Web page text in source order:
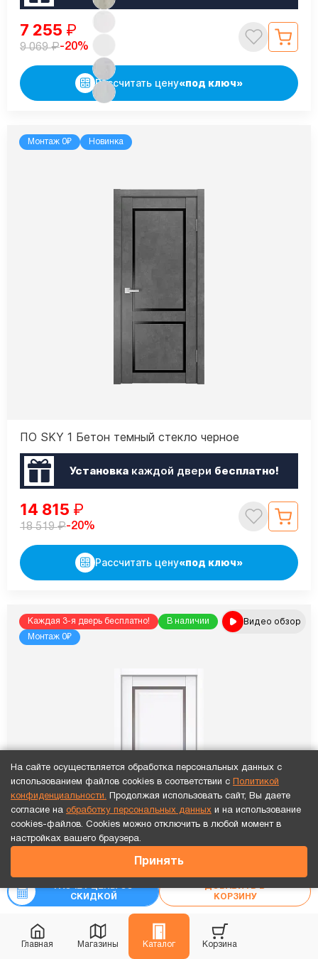
Главная Магазины Каталог Корзина
Точный расчет за 10 минут по СМС или телефону!
СКИДКОЙ
КОРЗИНУ
7 255 ₽
9 069₽-20%
Рассчитать цену«под ключ»
Монтаж 0₽ Новинка
ПО SKY 1 Бетон темный стекло черное
Установкакаждой двери бесплатно!
14 815 ₽
18 519₽-20%
Рассчитать цену«под ключ»
Каждая 3-я дверь бесплатно!
В наличии
Монтаж 0₽
Видео обзор
ПО Queen N23 Велюр белый
На сайте осуществляется обработка персональных данных с
использованием файлов cookies в соответствии с
Политикой
конфиденциальности. Продолжая использовать сайт, Вы даете
согласие на обработку персональных данных и на использование
cookies-файлов. Cookies можно отключить в любой момент в
настройках вашего браузера.
Принять